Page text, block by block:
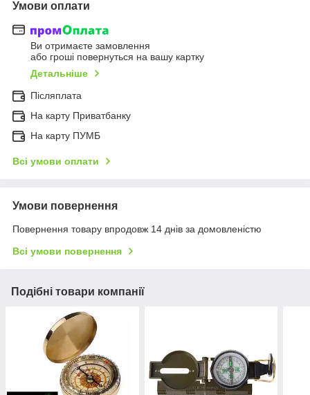
Умови оплати
Ви отримаєте замовлення
або гроші повернуться на вашу картку
Детальніше
Післяплата
На карту Приватбанку
На карту ПУМБ
Всі умови оплати
Умови повернення
Повернення товару впродовж 14 днів за домовленістю
Всі умови повернення
Подібні товари компанії